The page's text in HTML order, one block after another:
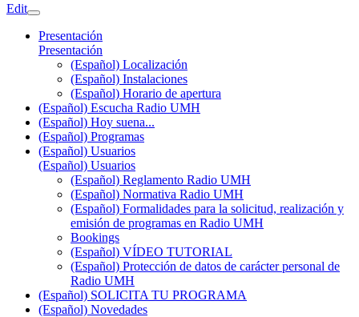
Edit
Presentación
Presentación
(Español) Localización
(Español) Instalaciones
(Español) Horario de apertura
(Español) Escucha Radio UMH
(Español) Hoy suena...
(Español) Programas
(Español) Usuarios
(Español) Usuarios
(Español) Reglamento Radio UMH
(Español) Normativa Radio UMH
(Español) Formalidades para la solicitud, realización y
emisión de programas en Radio UMH
Bookings
(Español) VÍDEO TUTORIAL
(Español) Protección de datos de carácter personal de
Radio UMH
(Español) SOLICITA TU PROGRAMA
(Español) Novedades